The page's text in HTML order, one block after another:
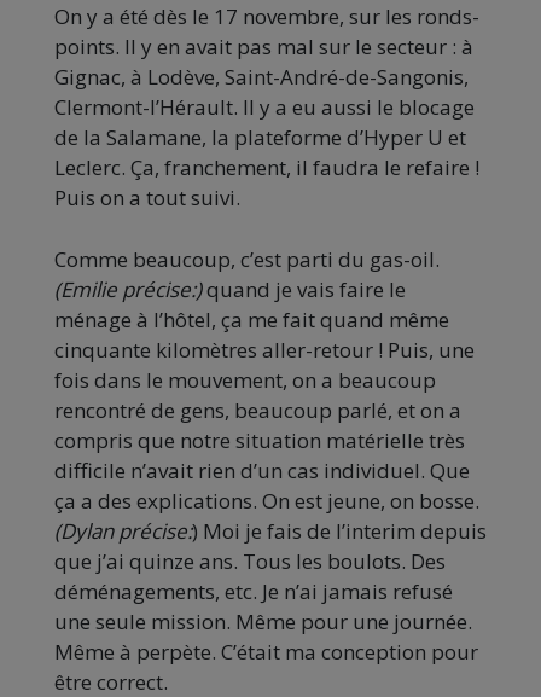
On y a été dès le 17 novembre, sur les ronds-
points. Il y en avait pas mal sur le secteur : à
Gignac, à Lodève, Saint-André-de-Sangonis,
Clermont-l’Hérault. Il y a eu aussi le blocage
de la Salamane, la plateforme d’Hyper U et
Leclerc. Ça, franchement, il faudra le refaire !
Puis on a tout suivi.
Comme beaucoup, c’est parti du gas-oil.
(Emilie précise:)quand je vais faire le
ménage à l’hôtel, ça me fait quand même
cinquante kilomètres aller-retour ! Puis, une
fois dans le mouvement, on a beaucoup
rencontré de gens, beaucoup parlé, et on a
compris que notre situation matérielle très
difficile n’avait rien d’un cas individuel. Que
ça a des explications. On est jeune, on bosse.
(Dylan précise:) Moi je fais de l’interim depuis
que j’ai quinze ans. Tous les boulots. Des
déménagements, etc. Je n’ai jamais refusé
une seule mission. Même pour une journée.
Même à perpète. C’était ma conception pour
être correct.